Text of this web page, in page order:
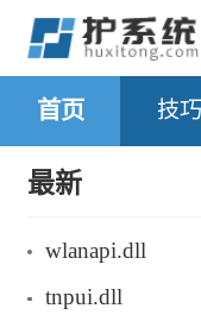
首页 技巧
最新
wlanapi.dll
tnpui.dll